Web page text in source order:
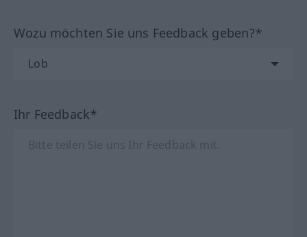
Wozu möchten Sie uns Feedback geben?*
Ihr Feedback*